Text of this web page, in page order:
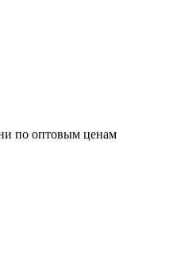
по оптовым ценам